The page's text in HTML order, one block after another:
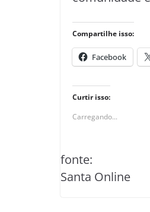
Compartilhe isso:
Facebook
Curtir isso:
Carregando...
fonte:
Santa Online